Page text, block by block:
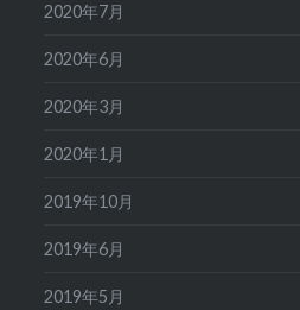
2020年7月
2020年6月
2020年3月
2020年1月
2019年10月
2019年6月
2019年5月